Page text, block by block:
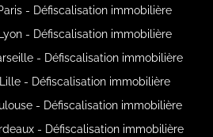
- Défiscalisation immobilière
- Défiscalisation immobilière
- Défiscalisation immobilière
- Défiscalisation immobilière
- Défiscalisation immobilière
- Défiscalisation immobilière